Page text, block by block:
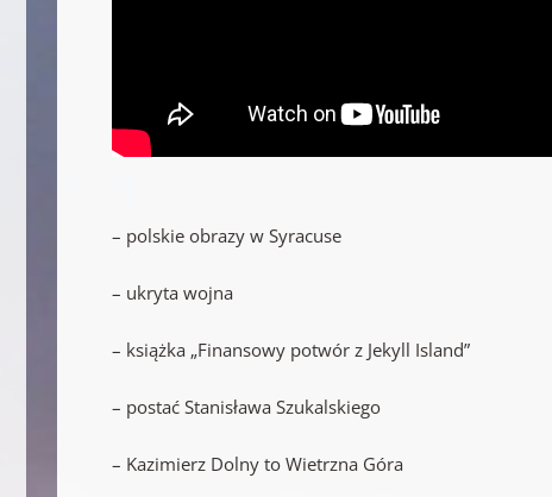
– polskie obrazy w Syracuse
– ukryta wojna
– książka „Finansowy potwór z Jekyll Island”
– postać Stanisława Szukalskiego
– Kazimierz Dolny to Wietrzna Góra